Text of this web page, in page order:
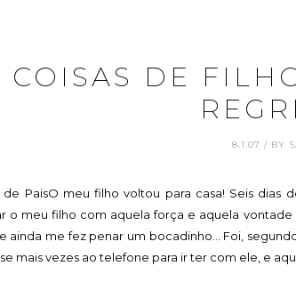
COISAS DE
8.1.07 / BY
de PaisO meu filho voltou para casa! Seis dias
o meu filho com aquela força e aquela
ainda me fez penar um bocadinho... Foi,
mais vezes ao telefone para ir ter com ele, e